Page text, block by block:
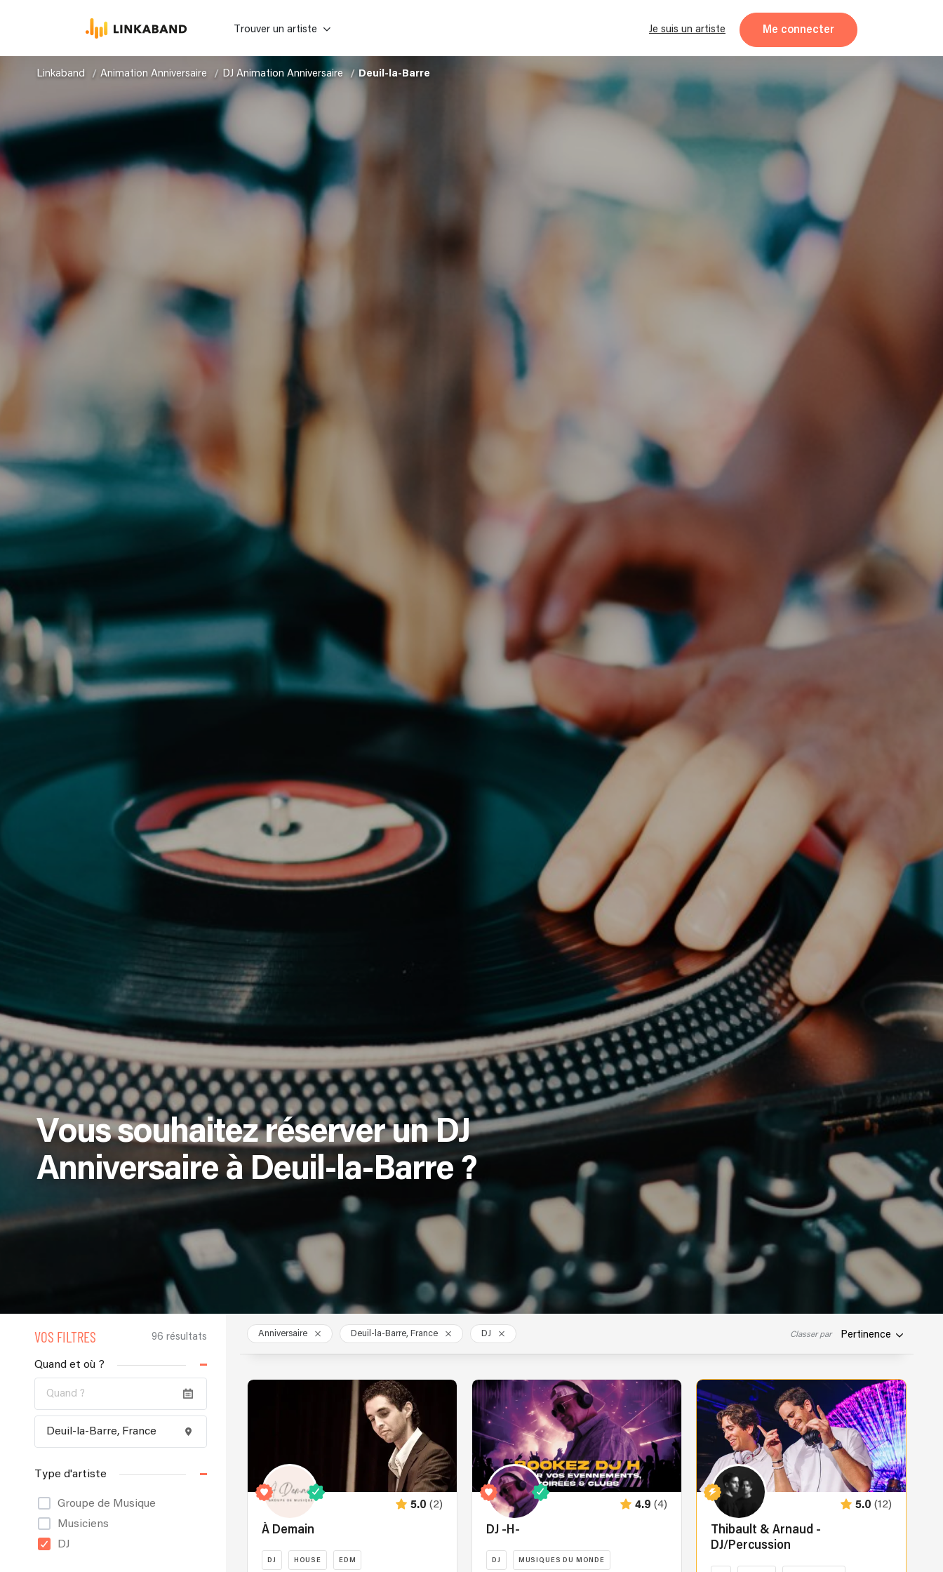
Trouver un artiste Je suis un artiste Me connecter
Linkaband Animation Anniversaire DJ Animation Anniversaire Deuil-la-Barre
Vous souhaitez réserver un DJ
Anniversaire à Deuil-la-Barre ?
VOS FILTRES 96 résultats
Quand et où ?
Type d'artiste
Groupe de Musique
Musiciens
DJ
Anniversaire Deuil-la-Barre, France DJ Classer par Pertinence
5.0 (2)
À Demain
DJ HOUSE EDM
4.9 (4)
DJ -H-
DJ MUSIQUES DU MONDE
5.0 (12)
Thibault & Arnaud -
DJ/Percussion